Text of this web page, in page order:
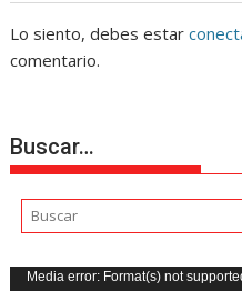
Lo siento, debes estar
comentario.
Buscar…
Reproductor
Media error: Format(s) not